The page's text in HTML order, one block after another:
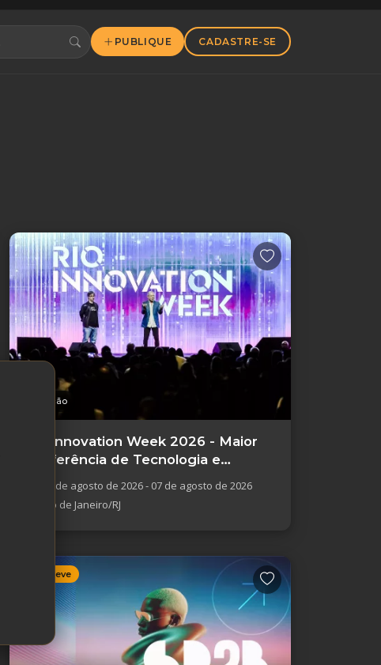
PUBLIQUE CADASTRE-SE
Inovação
Rio Innovation Week 2026 - Maior
Conferência de Tecnologia e
04 de agosto de 2026 - 07 de agosto de 2026
Rio de Janeiro/RJ
Em breve